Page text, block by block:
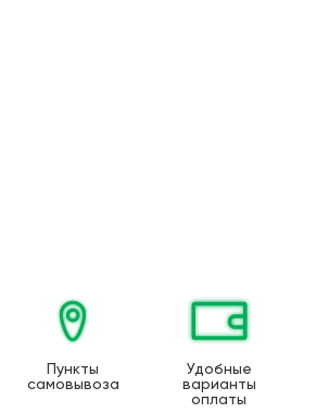
Пункты
самовывоза
Удобные
варианты
оплаты